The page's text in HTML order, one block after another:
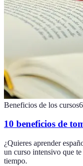
Beneficios de los cursos6
10 beneficios de
¿Quieres aprender
un curso intensivo que
tiempo.